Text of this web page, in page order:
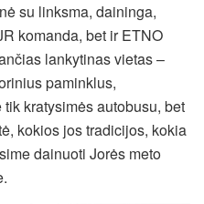
su linksma, daininga,
komanda, bet ir ETNO
lankytinas vietas –
paminklus,
kratysimės autobusu, bet
kokios jos tradicijos, kokia
dainuoti Jorės meto